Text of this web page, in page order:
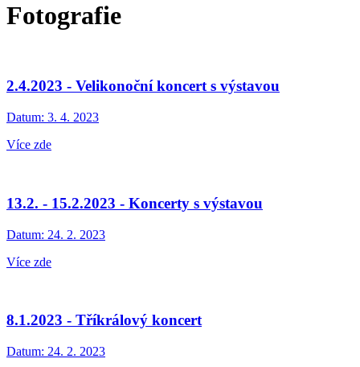
Fotografie
2.4.2023 - Velikonoční koncert s výstavou
Datum: 3. 4. 2023
Více zde
13.2. - 15.2.2023 - Koncerty s výstavou
Datum: 24. 2. 2023
Více zde
8.1.2023 - Tříkrálový koncert
Datum: 24. 2. 2023